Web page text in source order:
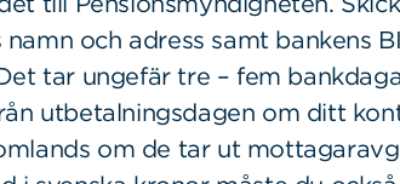
namn och adress samt bankens
tar ungefär tre – fem
utbetalningsdagen om ditt
om de tar ut
Sök
efter: